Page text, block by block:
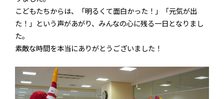
こどもたちからは、「明るくて面白かった！」「元気が出
た！」という声があがり、みんなの心に残る一日となりまし
た。
素敵な時間を本当にありがとうございました！